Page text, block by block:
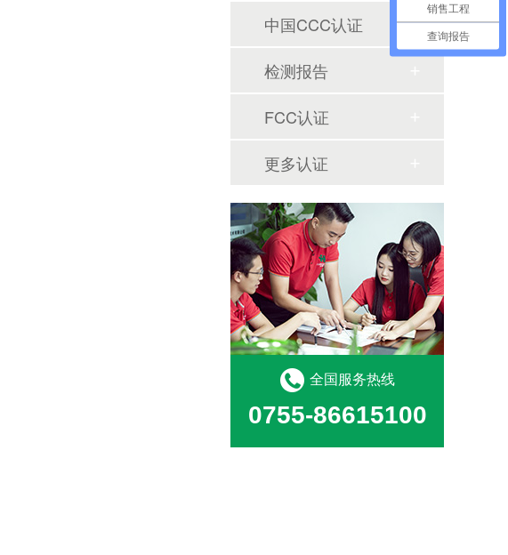
中国CCC认证
检测报告
FCC认证
更多认证
全国服务热线
0755-86615100
销售工程
查询报告